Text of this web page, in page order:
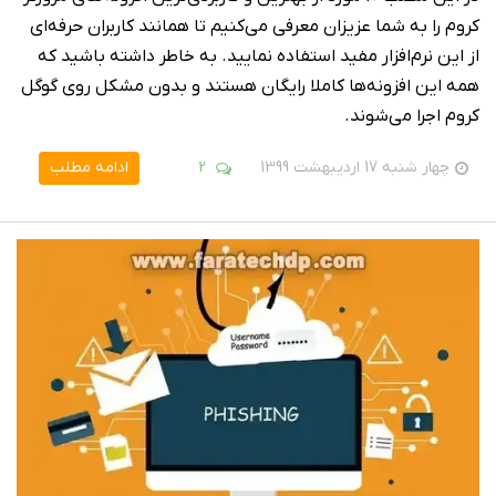
کروم را به شما عزیزان معرفی می‌کنیم تا همانند کاربران حرفه‌ای
از این نرم‌افزار مفید استفاده نمایید. به خاطر داشته باشید که
همه این افزونه‌ها کاملا رایگان هستند و بدون مشکل روی گوگل
کروم اجرا می‌شوند.
چهار شنبه 17 اردیبهشت 1399 2 ادامه مطلب